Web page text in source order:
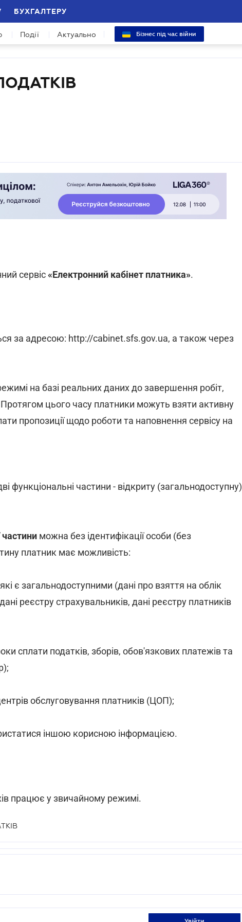
БУХГАЛТЕРУ
Події Актуально Бізнес під час війни
сервіс«Електронний кабінет платника».
за адресою: http://cabinet.sfs.gov.ua, а також через
на базі реальних даних до завершення робіт,
цього часу платники можуть взяти активну
пропозиції щодо роботи та наповнення сервісу на
функціональні частини - відкриту (загальнодоступну)
частини можна без ідентифікації особи (без
платник має можливість:
є загальнодоступними (дані про взяття на облік
реєстру страхувальників, дані реєстру платників
сплати податків, зборів, обов'язкових платежів та
обслуговування платників (ЦОП);
іншою корисною інформацією.
працює у звичайному режимі.